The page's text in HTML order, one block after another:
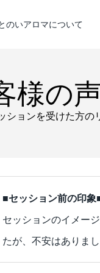
のいアロマについて
様の
ションを受けた方の
■セッション前の印象
セッションのイメー
たが、不安はありまし